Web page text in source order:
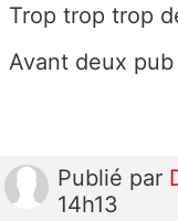
Trop trop trop
Avant deux
Publié par
14h13